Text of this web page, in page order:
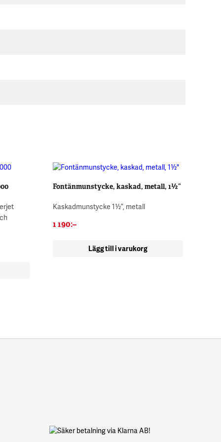
Fontänmunstycke, kaskad, metall, 1½”
Kaskadmunstycke 1½”, metall
1 190:–
Lägg till i varukorg